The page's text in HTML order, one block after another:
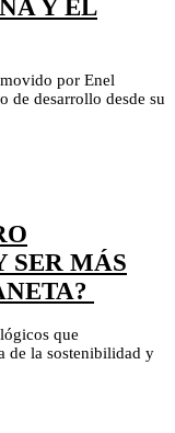
Y EL
por Enel
de desarrollo desde su
SER MÁS
que
de la sostenibilidad y